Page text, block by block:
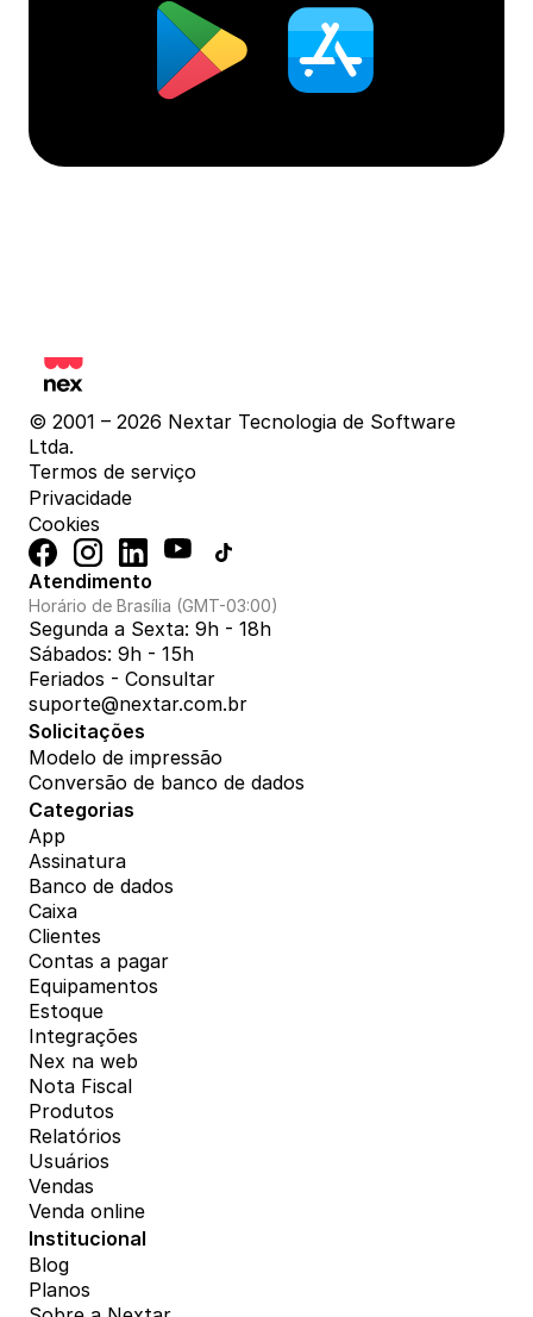
© 2001 – 2026 Nextar Tecnologia de Software
Ltda.
Termos de serviço
Privacidade
Cookies
Atendimento
Horário de Brasília (GMT-03:00)
Segunda a Sexta: 9h - 18h
Sábados: 9h - 15h
Feriados - Consultar
suporte@nextar.com.br
Solicitações
Modelo de impressão
Conversão de banco de dados
Categorias
App
Assinatura
Banco de dados
Caixa
Clientes
Contas a pagar
Equipamentos
Estoque
Integrações
Nex na web
Nota Fiscal
Produtos
Relatórios
Usuários
Vendas
Venda online
Institucional
Blog
Planos